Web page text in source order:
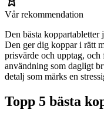
Vår rekommendation
Den bästa
Den ger dig koppar i rätt
prisvärde och upptag,
användning som dagligt
detalj som märks en
Topp 5 bästa